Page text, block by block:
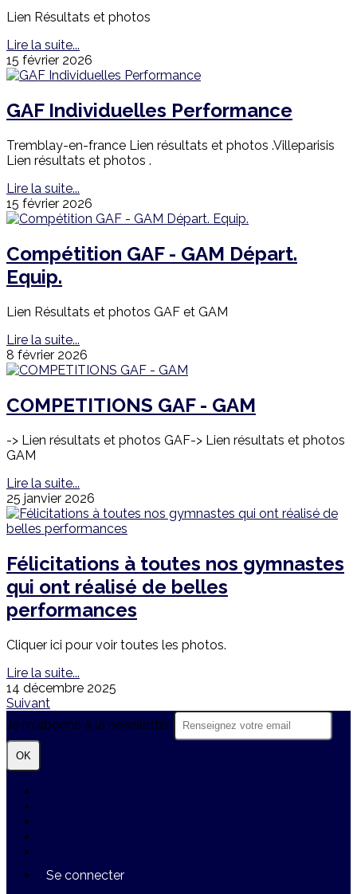
Lien Résultats et photos
Lire la suite...
15 février 2026
GAF Individuelles Performance
Tremblay-en-france Lien résultats et photos .Villeparisis
Lien résultats et photos .
Lire la suite...
15 février 2026
Compétition GAF - GAM Départ.
Equip.
Lien Résultats et photos GAF et GAM
Lire la suite...
8 février 2026
COMPETITIONS GAF - GAM
-> Lien résultats et photos GAF-> Lien résultats et photos
GAM
Lire la suite...
25 janvier 2026
Félicitations à toutes nos gymnastes
qui ont réalisé de belles
performances
Cliquer ici pour voir toutes les photos.
Lire la suite...
14 décembre 2025
Suivant
Je m'abonne à la newsletter
OK
Se connecter